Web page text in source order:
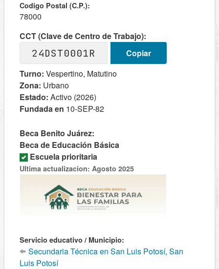
Codigo Postal (C.P.):
78000
CCT (Clave de Centro de Trabajo):
24DST0001R
Copiar
Turno: Vespertino, Matutino
Zona: Urbano
Estado: Activo (2026)
Fundada en 10-SEP-82
Beca Benito Juárez:
Beca de Educación Básica
Escuela prioritaria
Ultima actualizacion: Agosto 2025
Servicio educativo / Municipio:
Secundaria Técnica en San Luis Potosí, San
Luis Potosí